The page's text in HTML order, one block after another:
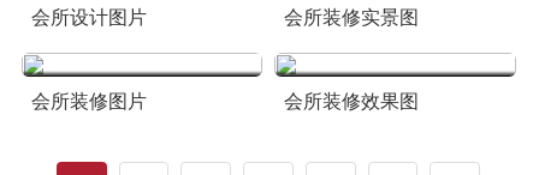
会所设计图片 会所装修实景图
会所装修图片 会所装修效果图